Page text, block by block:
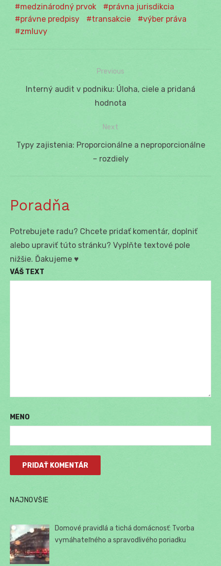
medzinárodný prvok
právna jurisdikcia
právne predpisy
transakcie
výber práva
zmluvy
Navigácia
Previous
Previous
Interný audit v podniku: Úloha, ciele a pridaná
hodnota
Next
Next
Typy zajistenia: Proporcionálne a neproporcionálne
– rozdiely
Poradňa
Potrebujete radu? Chcete pridať komentár, doplniť
alebo upraviť túto stránku? Vyplňte textové pole
nižšie. Ďakujeme ♥
VÁŠ TEXT
MENO
NAJNOVŠIE
Domové pravidlá a tichá domácnosť: Tvorba
vymáhateľného a spravodlivého poriadku